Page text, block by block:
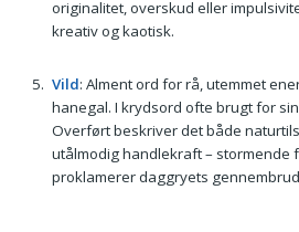
originalitet, overskud eller
kreativ og kaotisk.
Vild: Alment ord for rå, utemmet
hanegal. I krydsord ofte brugt for
Overført beskriver det både
utålmodig handlekraft – stormende
proklamerer daggryets